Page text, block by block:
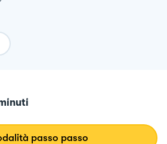
passo passo